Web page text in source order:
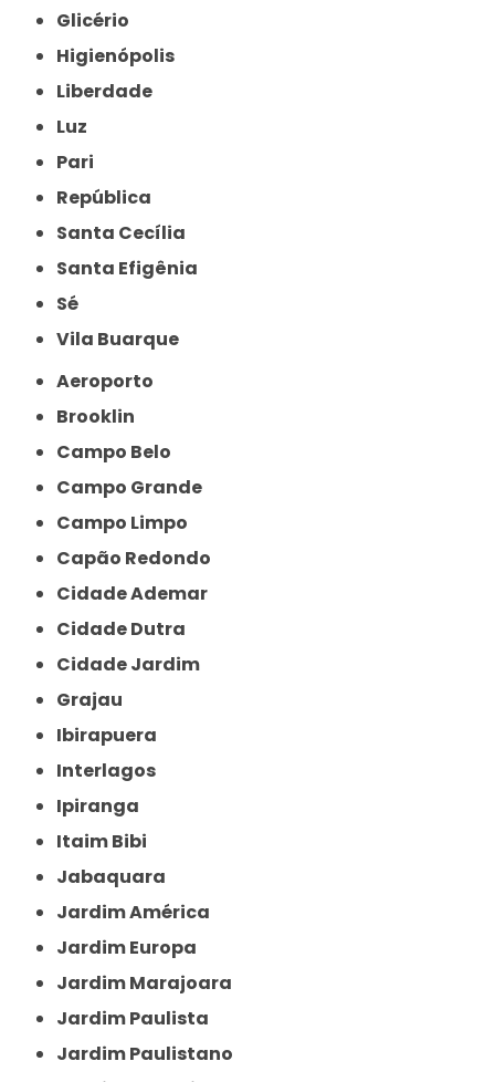
Glicério
Higienópolis
Liberdade
Luz
Pari
República
Santa Cecília
Santa Efigênia
Sé
Vila Buarque
Aeroporto
Brooklin
Campo Belo
Campo Grande
Campo Limpo
Capão Redondo
Cidade Ademar
Cidade Dutra
Cidade Jardim
Grajau
Ibirapuera
Interlagos
Ipiranga
Itaim Bibi
Jabaquara
Jardim América
Jardim Europa
Jardim Marajoara
Jardim Paulista
Jardim Paulistano